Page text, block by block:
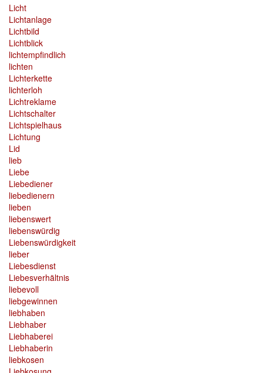
Licht
Lichtanlage
Lichtbild
Lichtblick
lichtempfindlich
lichten
Lichterkette
lichterloh
Lichtreklame
Lichtschalter
Lichtspielhaus
Lichtung
Lid
lieb
Liebe
Liebediener
liebedienern
lieben
liebenswert
liebenswürdig
Liebenswürdigkeit
lieber
Liebesdienst
Liebesverhältnis
liebevoll
liebgewinnen
liebhaben
Liebhaber
Liebhaberei
Liebhaberin
liebkosen